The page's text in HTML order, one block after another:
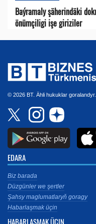
Baýramaly şäherindäki
önümçiligi işe giriziler
© 2026 BT. Ähli hukuklar goralandyr.
EDARA
Biz barada
Düzgünler we şertler
Şahsy maglumatlaryň goragy
Habarlaşmak üçin
HABARLAŞMAK ÜÇIN